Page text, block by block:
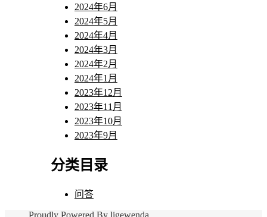
2024年6月
2024年5月
2024年4月
2024年3月
2024年2月
2024年1月
2023年12月
2023年11月
2023年10月
2023年9月
分类目录
问答
Proudly Powered By ligewenda